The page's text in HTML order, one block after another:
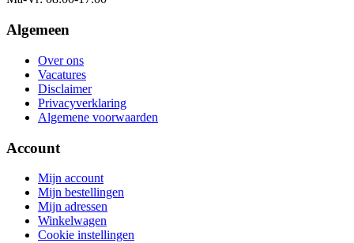
Algemeen
Over ons
Vacatures
Disclaimer
Privacyverklaring
Algemene voorwaarden
Account
Mijn account
Mijn bestellingen
Mijn adressen
Winkelwagen
Cookie instellingen